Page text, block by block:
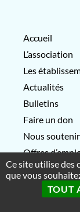
Accueil
L’association
Les
Actualités
Bulletins
Faire un don
Nous soutenir
Offres
Contactez-
Ce site utilise des
que vous
TOUT